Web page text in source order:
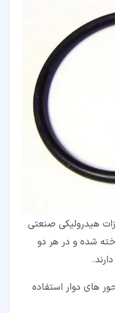
هیدرولیکی صنعتی
شده و در هر دو
های دوار استفاده